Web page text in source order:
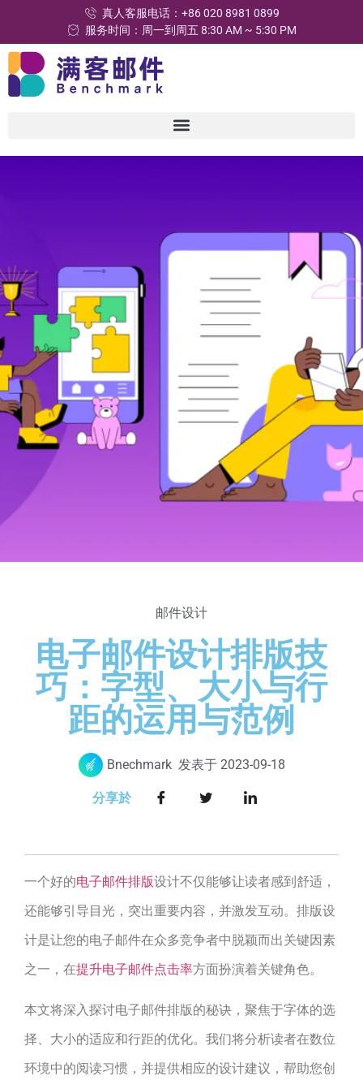
真人客服电话：+86 020 8981 0899
服务时间：周一到周五 8:30 AM ~ 5:30 PM
邮件设计
电子邮件设计排版技
巧：字型、大小与行
距的运用与范例
Bnechmark 发表于 2023-09-18
分享於
一个好的电子邮件排版设计不仅能够让读者感到舒适，
还能够引导目光，突出重要内容，并激发互动。排版设
计是让您的电子邮件在众多竞争者中脱颖而出关键因素
之一，在提升电子邮件点击率方面扮演着关键角色。
本文将深入探讨电子邮件排版的秘诀，聚焦于字体的选
择、大小的适应和行距的优化。我们将分析读者在数位
环境中的阅读习惯，并提供相应的设计建议，帮助您创